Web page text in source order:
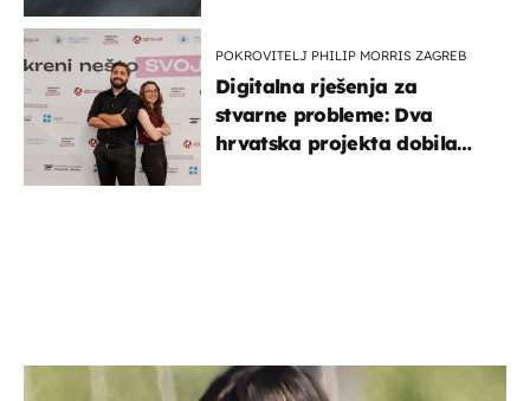
POKROVITELJ PHILIP MORRIS ZAGREB
Digitalna rješenja za
stvarne probleme: Dva
hrvatska projekta dobila